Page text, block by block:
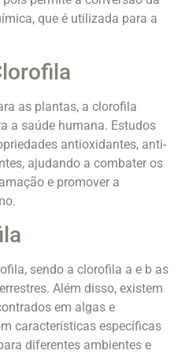
que é utilizada para a
as plantas, a clorofila
a saúde humana. Estudos
antioxidantes, anti-
ajudando a combater os
e promover a
sendo a clorofila a e b as
Além disso, existem
em algas e
características específicas
diferentes ambientes e